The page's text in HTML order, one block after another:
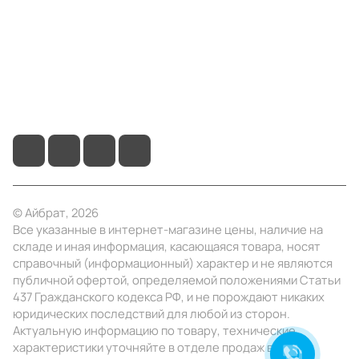
© Айбрат, 2026
Все указанные в интернет-магазине цены, наличие на
складе и иная информация, касающаяся товара, носят
справочный (информационный) характер и не являются
публичной офертой, определяемой положениями Статьи
437 Гражданского кодекса РФ, и не порождают никаких
юридических последствий для любой из сторон.
Актуальную информацию по товару, технические
характеристики уточняйте в отделе продаж в день